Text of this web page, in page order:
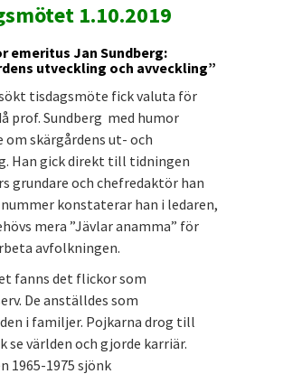
1.10.2019
emeritus Jan Sundberg:
utveckling och avveckling”
tisdagsmöte fick valuta för
prof. Sundberg med humor
om skärgårdens ut- och
Han gick direkt till tidningen
grundare och chefredaktör han
konstaterar han i ledaren,
mera ”Jävlar anamma” för
avfolkningen.
fanns det flickor som
De anställdes som
i familjer. Pojkarna drog till
se världen och gjorde karriär.
1965-1975 sjönk